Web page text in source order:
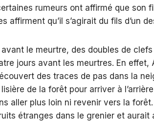
rumeurs ont affirmé que son
affirment qu’il s’agirait du fils d’un
avant le meurtre, des doubles de
jours avant les meurtres. En effet,
des traces de pas dans la
de la forêt pour arriver à
aller plus loin ni revenir vers la
étranges dans le grenier et aurait